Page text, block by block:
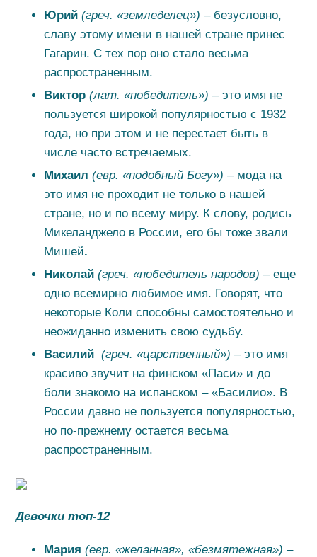
Юрий(греч. «земледелец»)– безусловно,
славу этому имени в нашей стране принес
Гагарин. С тех пор оно стало весьма
распространенным.
Виктор(лат. «победитель»)– это имя не
пользуется широкой популярностью с 1932
года, но при этом и не перестает быть в
числе часто встречаемых.
Михаил (евр. «подобный Богу»)– мода на
это имя не проходит не только в нашей
стране, но и по всему миру. К слову, родись
Микеланджело в России, его бы тоже звали
Мишей.
Николай(греч. «победитель народов) –еще
одно всемирно любимое имя. Говорят, что
некоторые Коли способны самостоятельно и
неожиданно изменить свою судьбу.
Василий(греч. «царственный») –это имя
красиво звучит на финском «Паси» и до
боли знакомо на испанском – «Басилио». В
России давно не пользуется популярностью,
но по-прежнему остается весьма
распространенным.
Девочки топ-12
Мария(евр. «желанная», «безмятежная») –